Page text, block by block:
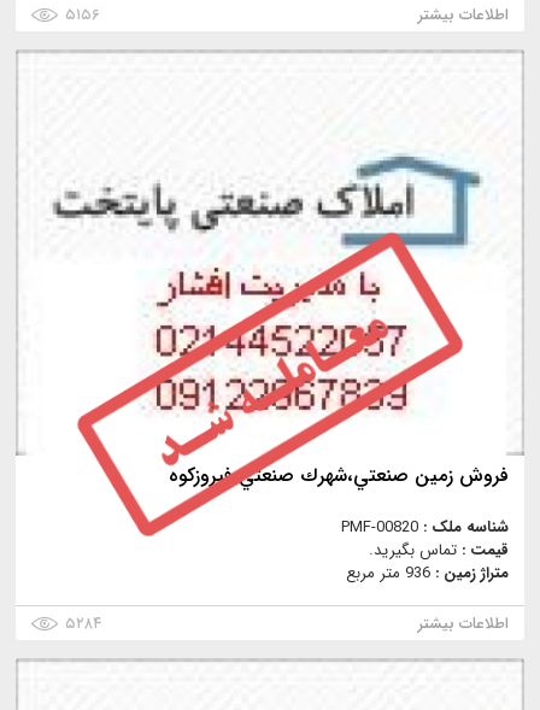
اطلاعات بیشتر
۵۱۵۶
فروش زمين صنعتي،شهرك صنعتي فيروزكوه
شناسه ملک : PMF-00820
قیمت : تماس بگیرید.
متراژ زمین : 936 متر مربع
اطلاعات بیشتر
۵۲۸۴